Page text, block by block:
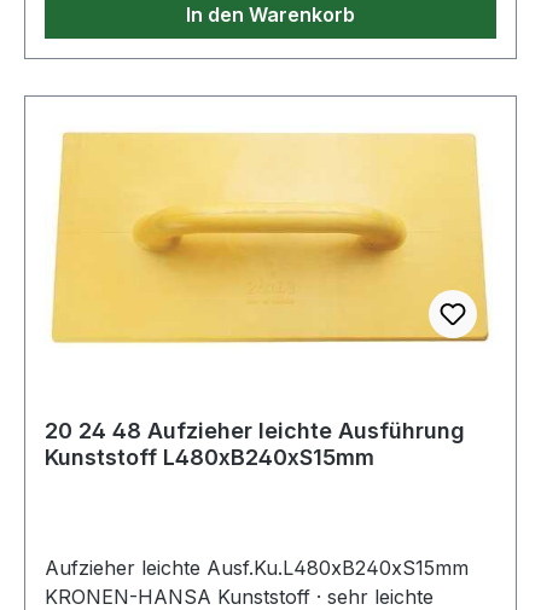
In den Warenkorb
20 24 48 Aufzieher leichte Ausführung
Kunststoff L480xB240xS15mm
Aufzieher leichte Ausf.Ku.L480xB240xS15mm
KRONEN-HANSA Kunststoff · sehr leichte